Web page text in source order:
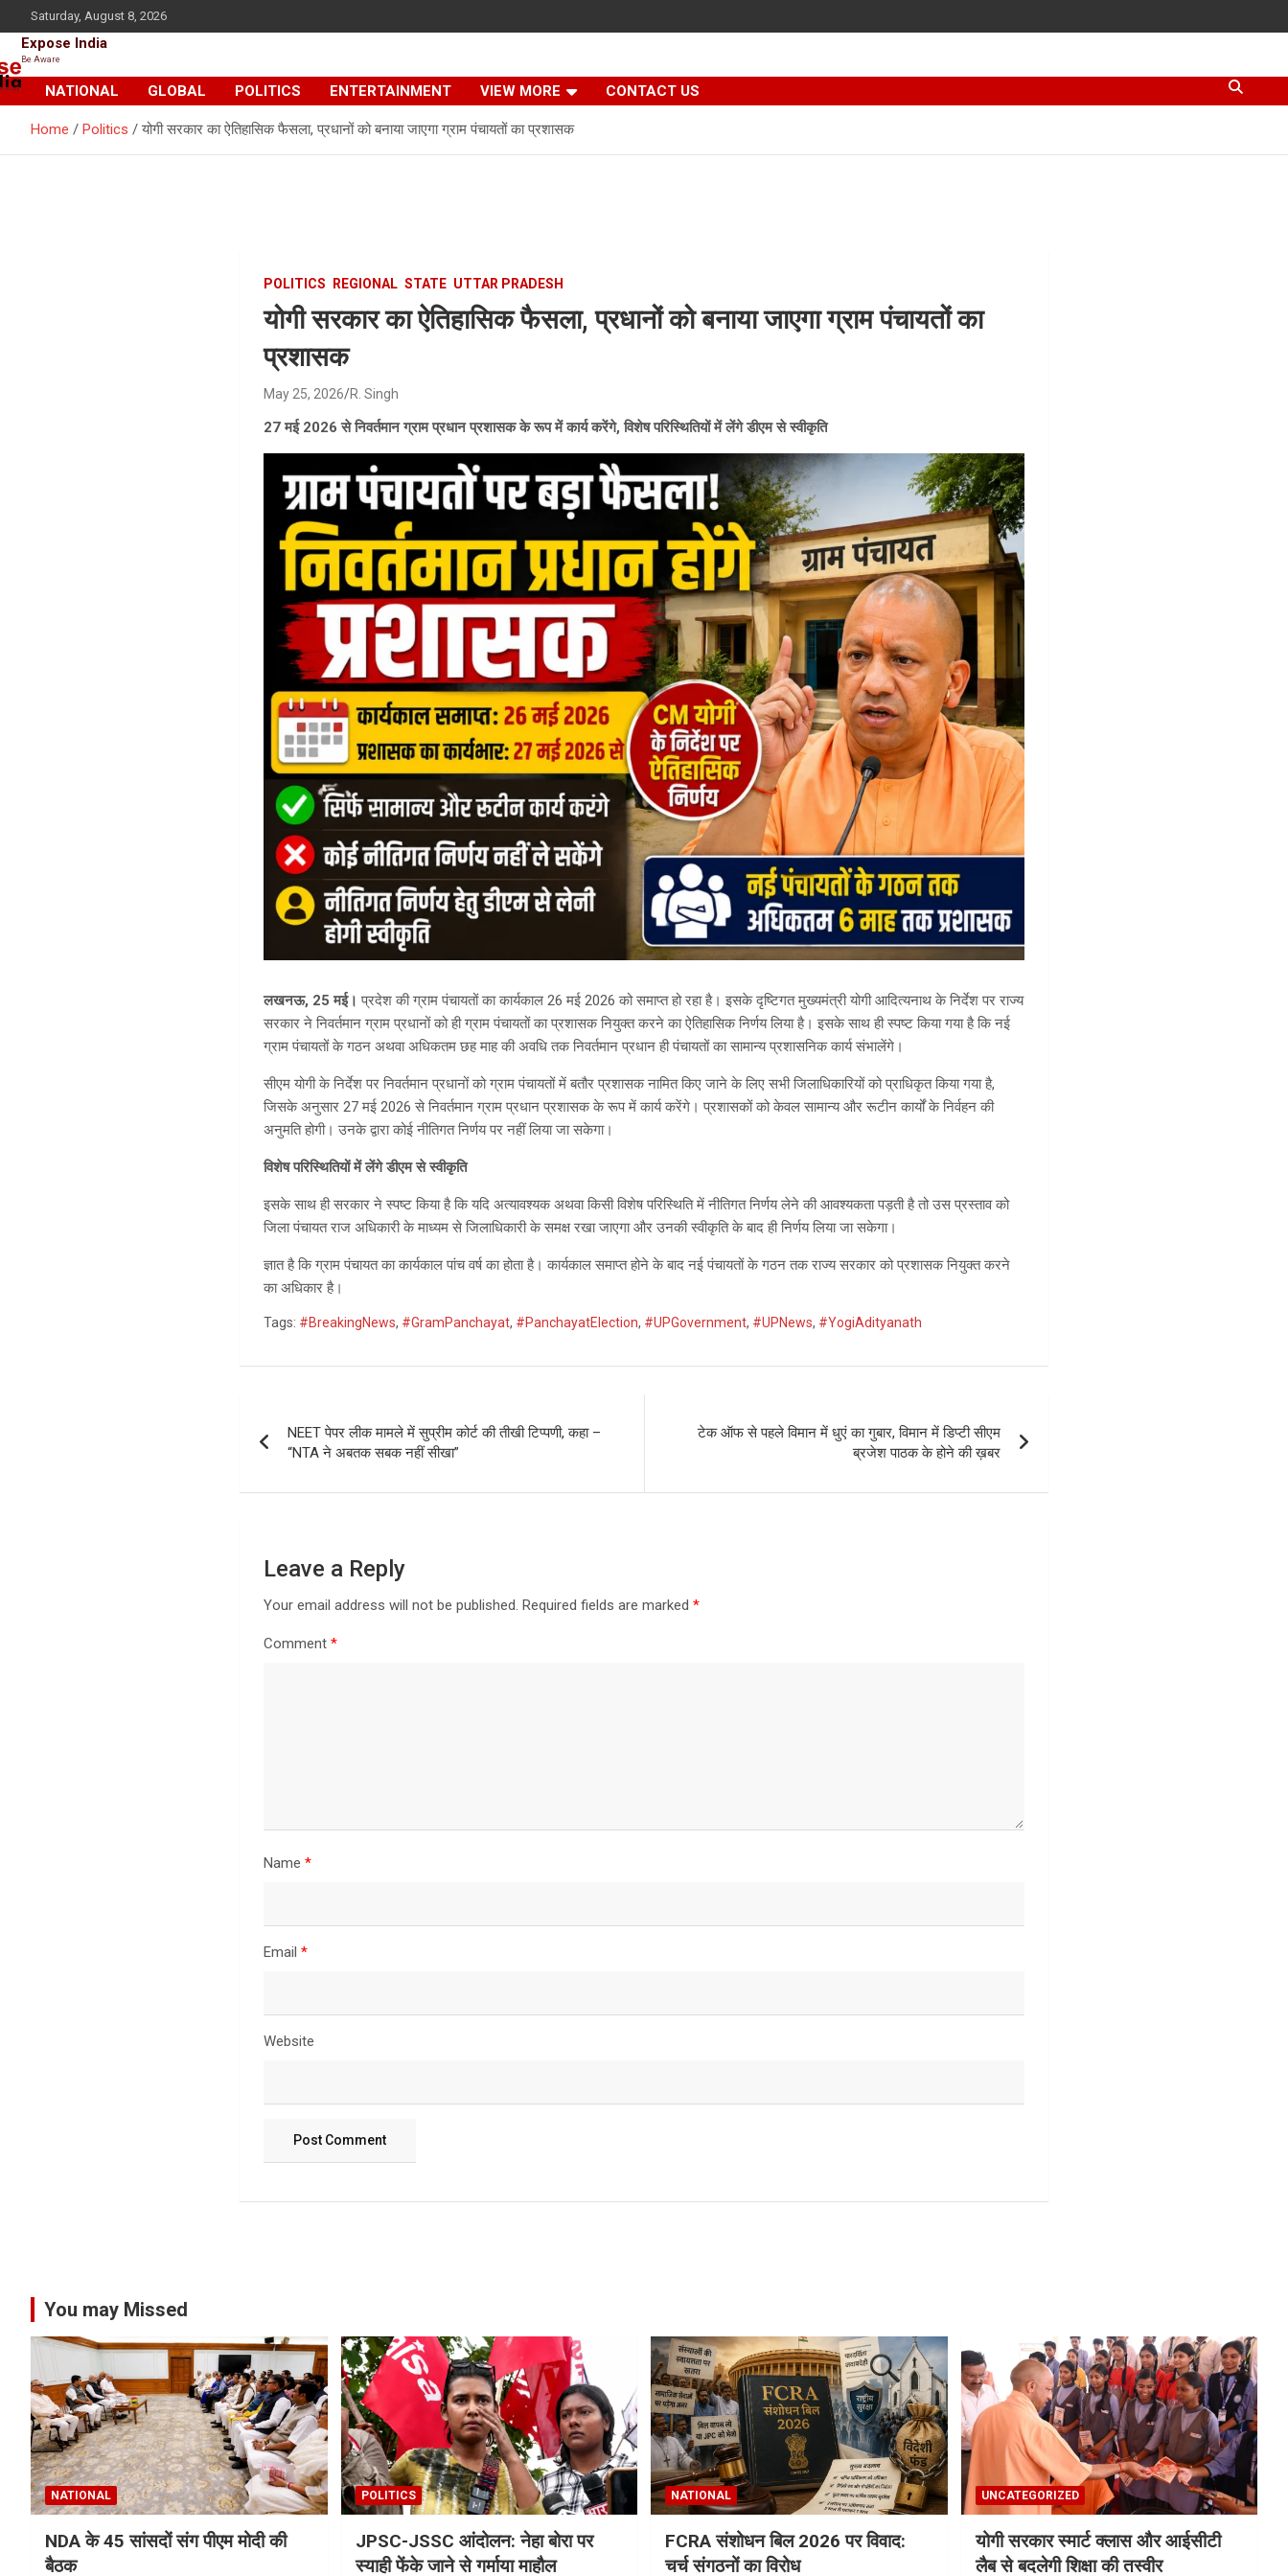
to
content
Saturday, August 8, 2026
Expose India
Be Aware
NATIONAL GLOBAL POLITICS ENTERTAINMENT VIEW MORE CONTACT US
Home Politics योगी सरकार का ऐतिहासिक फैसला, प्रधानों को बनाया जाएगा ग्राम पंचायतों का प्रशासक
POLITICS REGIONAL STATE UTTAR PRADESH
योगी सरकार का ऐतिहासिक फैसला, प्रधानों को बनाया जाएगा ग्राम पंचायतों का
प्रशासक
May 25, 2026 R. Singh
27 मई 2026 से निवर्तमान ग्राम प्रधान प्रशासक के रूप में कार्य करेंगे, विशेष परिस्थितियों में लेंगे डीएम से स्वीकृति
लखनऊ, 25 मई। प्रदेश की ग्राम पंचायतों का कार्यकाल 26 मई 2026 को समाप्त हो रहा है। इसके दृष्टिगत मुख्यमंत्री योगी आदित्यनाथ के निर्देश पर राज्य
सरकार ने निवर्तमान ग्राम प्रधानों को ही ग्राम पंचायतों का प्रशासक नियुक्त करने का ऐतिहासिक निर्णय लिया है। इसके साथ ही स्पष्ट किया गया है कि नई
ग्राम पंचायतों के गठन अथवा अधिकतम छह माह की अवधि तक निवर्तमान प्रधान ही पंचायतों का सामान्य प्रशासनिक कार्य संभालेंगे।
सीएम योगी के निर्देश पर निवर्तमान प्रधानों को ग्राम पंचायतों में बतौर प्रशासक नामित किए जाने के लिए सभी जिलाधिकारियों को प्राधिकृत किया गया है,
जिसके अनुसार 27 मई 2026 से निवर्तमान ग्राम प्रधान प्रशासक के रूप में कार्य करेंगे। प्रशासकों को केवल सामान्य और रूटीन कार्यों के निर्वहन की
अनुमति होगी। उनके द्वारा कोई नीतिगत निर्णय पर नहीं लिया जा सकेगा।
विशेष परिस्थितियों में लेंगे डीएम से स्वीकृति
इसके साथ ही सरकार ने स्पष्ट किया है कि यदि अत्यावश्यक अथवा किसी विशेष परिस्थिति में नीतिगत निर्णय लेने की आवश्यकता पड़ती है तो उस प्रस्ताव को
जिला पंचायत राज अधिकारी के माध्यम से जिलाधिकारी के समक्ष रखा जाएगा और उनकी स्वीकृति के बाद ही निर्णय लिया जा सकेगा।
ज्ञात है कि ग्राम पंचायत का कार्यकाल पांच वर्ष का होता है। कार्यकाल समाप्त होने के बाद नई पंचायतों के गठन तक राज्य सरकार को प्रशासक नियुक्त करने
का अधिकार है।
Tags: #BreakingNews, #GramPanchayat, #PanchayatElection, #UPGovernment, #UPNews, #YogiAdityanath
navigation
NEET पेपर लीक मामले में सुप्रीम कोर्ट की तीखी टिप्पणी, कहा –
“NTA ने अबतक सबक नहीं सीखा”
टेक ऑफ से पहले विमान में धुएं का गुबार, विमान में डिप्टी सीएम
ब्रजेश पाठक के होने की ख़बर
Leave a Reply
Your email address will not be published. Required fields are marked*
Comment*
Name*
Email*
Website
You may Missed
NATIONAL
NDA के 45 सांसदों संग पीएम मोदी की
बैठक
POLITICS
JPSC-JSSC आंदोलन: नेहा बोरा पर
स्याही फेंके जाने से गर्माया माहौल
NATIONAL
FCRA संशोधन बिल 2026 पर विवाद:
चर्च संगठनों का विरोध
UNCATEGORIZED
योगी सरकार स्मार्ट क्लास और आईसीटी
लैब से बदलेगी शिक्षा की तस्वीर